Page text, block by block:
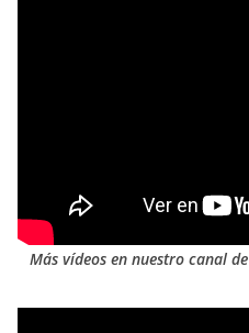
Más vídeos en nuestro canal de